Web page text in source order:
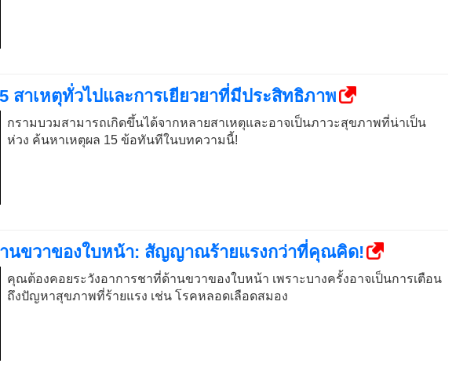
สาเหตุทั่วไปและการเยียวยาที่มีประสิทธิภาพ
กรามบวมสามารถเกิดขึ้นได้จากหลายสาเหตุและอาจเป็นภาวะสุขภาพที่น่าเป็น
ห่วง ค้นหาเหตุผล 15 ข้อทันทีในบทความนี้!
นขวาของใบหน้า: สัญญาณร้ายแรงกว่าที่คุณคิด!
คุณต้องคอยระวังอาการชาที่ด้านขวาของใบหน้า เพราะบางครั้งอาจเป็นการเตือน
ถึงปัญหาสุขภาพที่ร้ายแรง เช่น โรคหลอดเลือดสมอง